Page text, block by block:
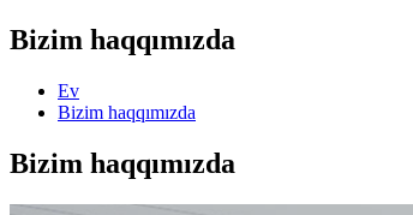
Bizim haqqımızda
Ev
Bizim haqqımızda
Bizim haqqımızda